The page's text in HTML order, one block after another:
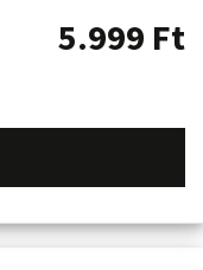
5.999 Ft